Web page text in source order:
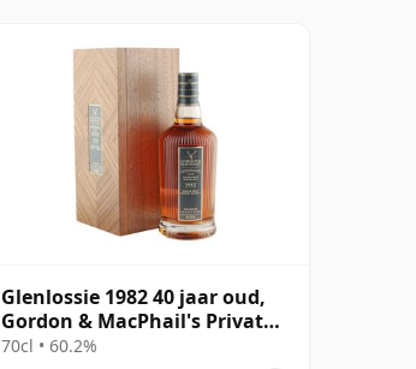
Glenlossie 1982 40 jaar oud,
Gordon & MacPhail's Private
Collection - Cask 3398
70cl • 60.2%